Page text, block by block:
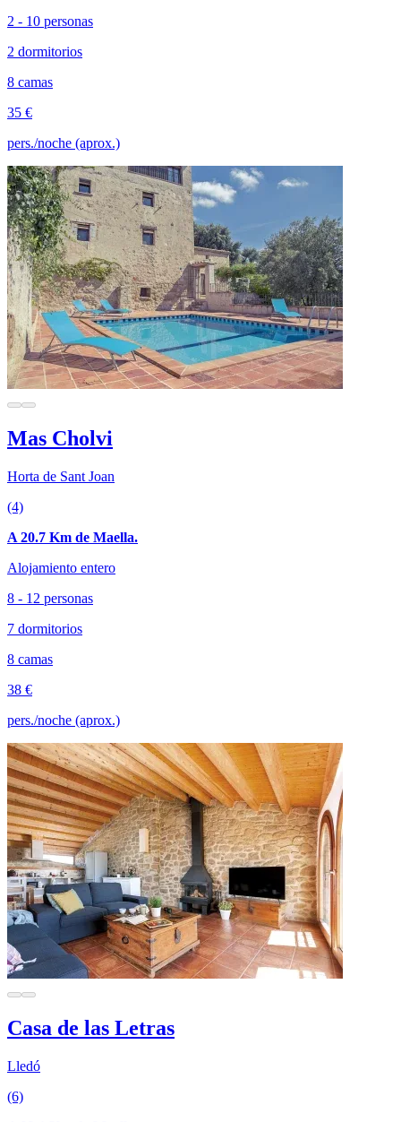
2 - 10 personas
2 dormitorios
8 camas
35 €
pers./noche (aprox.)
Mas Cholvi
Horta de Sant Joan
(4)
A 20.7 Km de Maella.
Alojamiento entero
8 - 12 personas
7 dormitorios
8 camas
38 €
pers./noche (aprox.)
Casa de las Letras
Lledó
(6)